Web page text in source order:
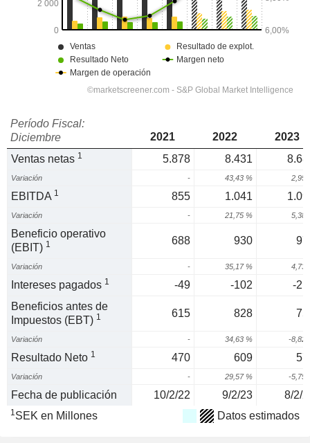
Período Fiscal:
Diciembre
2021 2022
2023
Ventas netas 1 5.878 8.431
Variación - 43,43 % 2,95
EBITDA 1 855 1.041
Variación - 21,75 % 5,38
Beneficio operativo
(EBIT) 1 688 930
Variación - 35,17 % 4,73
Intereses pagados 1 -49 -102
-
Beneficios antes de
Impuestos (EBT) 1 615 828
Variación - 34,63 % -8,82
Resultado Neto 1 470 609
Variación - 29,57 % -5,75
Fecha de publicación 10/2/22 9/2/23 8/2/
1SEK en Millones Datos estimados